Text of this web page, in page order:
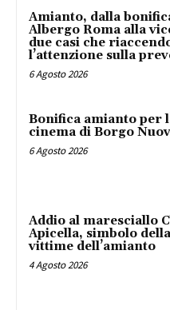
Amianto, dalla
Albergo Roma alla
due casi che
l’attenzione sulla
6 Agosto 2026
Bonifica amianto per
cinema di Borgo
6 Agosto 2026
Addio al maresciallo
Apicella, simbolo
vittime dell’amianto
4 Agosto 2026